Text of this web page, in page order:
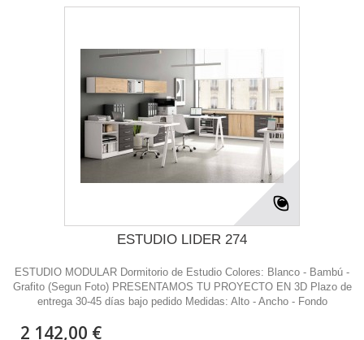
ESTUDIO LIDER 274
ESTUDIO MODULAR Dormitorio de Estudio Colores: Blanco - Bambú -
Grafito (Segun Foto) PRESENTAMOS TU PROYECTO EN 3D Plazo de
entrega 30-45 días bajo pedido Medidas: Alto - Ancho - Fondo
2 142,00 €